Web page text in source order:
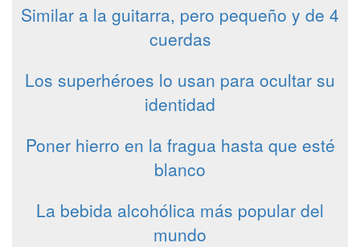
Similar a la guitarra, pero pequeño y de 4
cuerdas
Los superhéroes lo usan para ocultar su
identidad
Poner hierro en la fragua hasta que esté
blanco
La bebida alcohólica más popular del
mundo